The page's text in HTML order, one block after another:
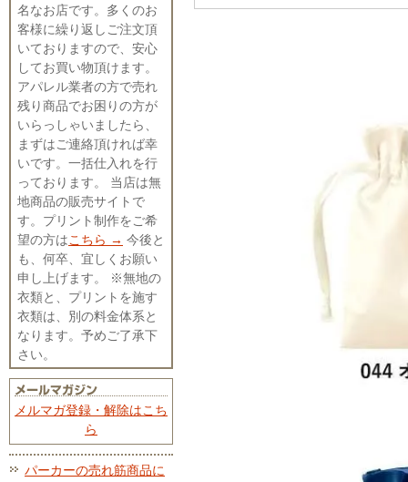
名なお店です。多くのお
客様に繰り返しご注文頂
いておりますので、安心
してお買い物頂けます。
アパレル業者の方で売れ
残り商品でお困りの方が
いらっしゃいましたら、
まずはご連絡頂ければ幸
いです。一括仕入れを行
っております。 当店は無
地商品の販売サイトで
す。プリント制作をご希
望の方はこちら → 今後と
も、何卒、宜しくお願い
申し上げます。 ※無地の
衣類と、プリントを施す
衣類は、別の料金体系と
なります。予めご了承下
さい。
メルマガ登録・解除はこち
ら
パーカーの売れ筋商品に